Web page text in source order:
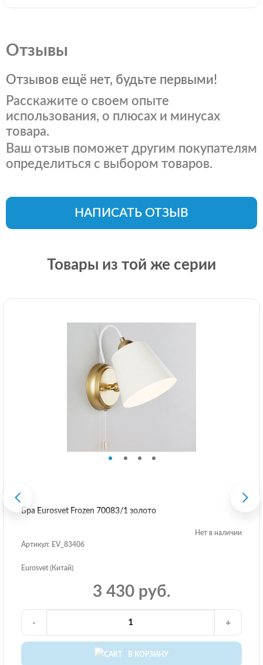
Отзывы
Отзывов ещё нет, будьте первыми!
Расскажите о своем опыте
использования, о плюсах и минусах
товара.
Ваш отзыв поможет другим покупателям
определиться с выбором товаров.
НАПИСАТЬ ОТЗЫВ
Товары из той же серии
Бра Eurosvet Frozen 70083/1 золото
Нет в наличии
Артикул: EV_83406
Eurosvet (Китай)
3 430 руб.
В КОРЗИНУ
- +